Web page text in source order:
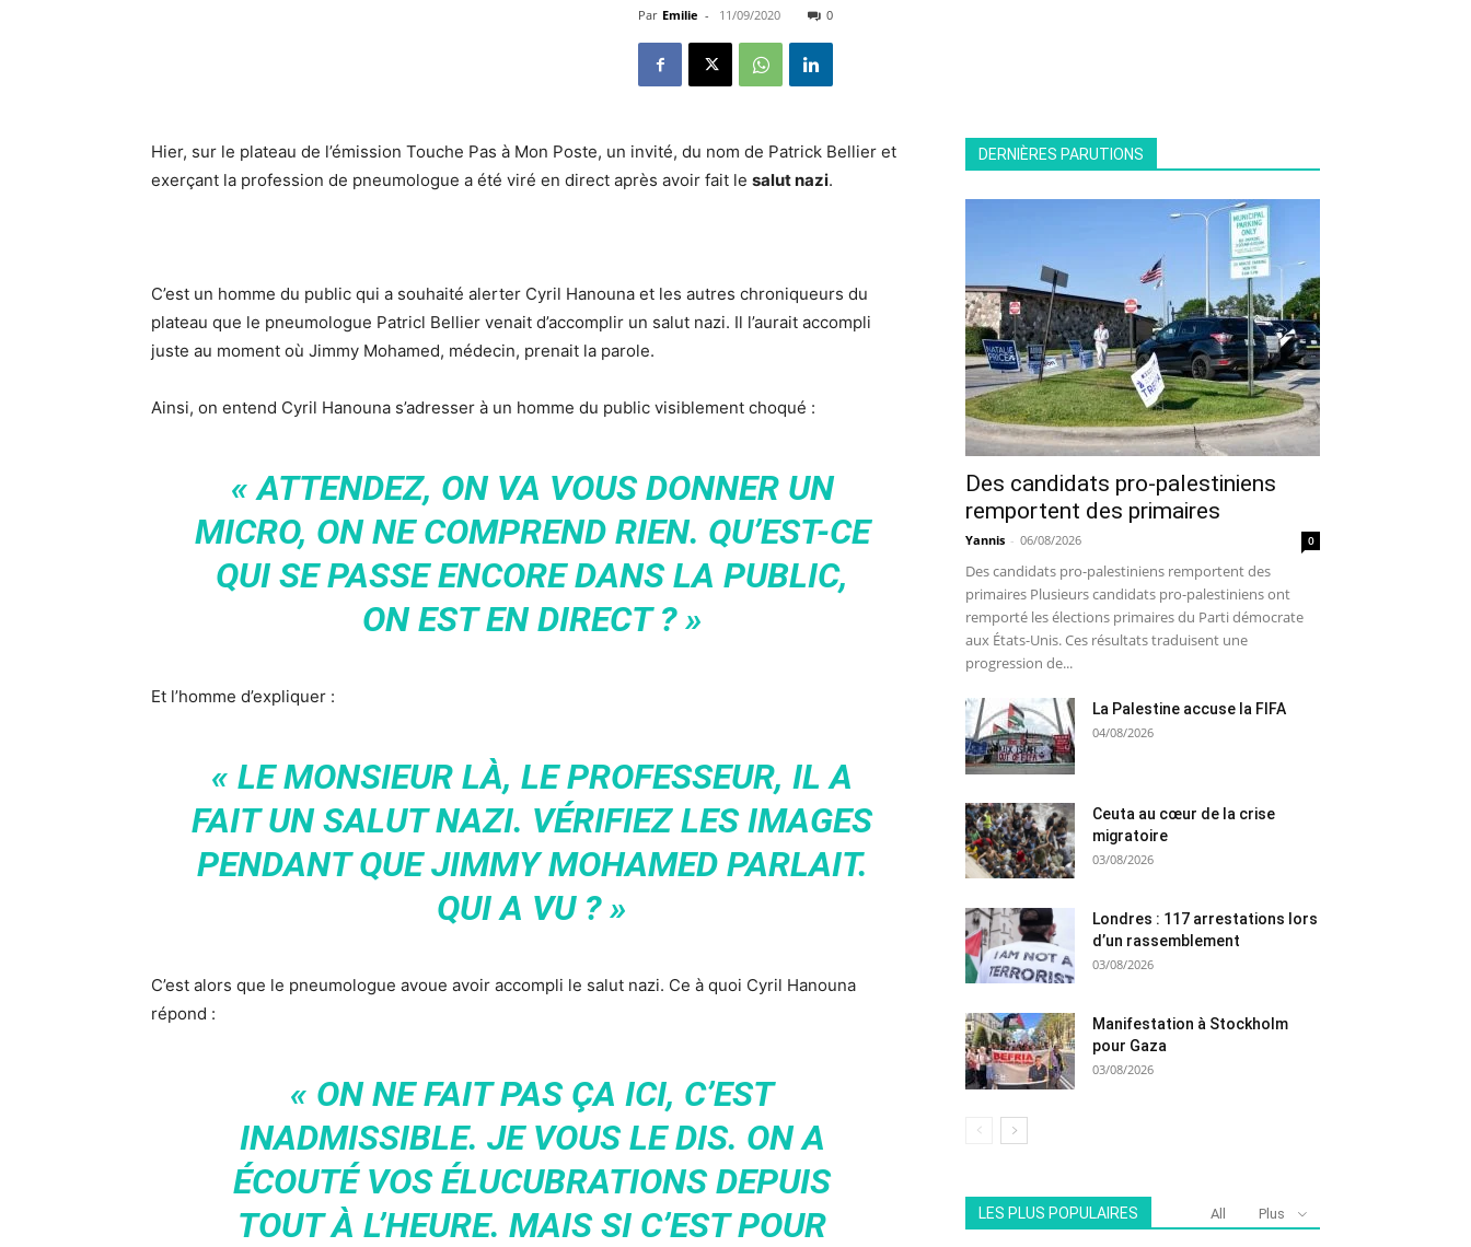
Par Emilie - 11/09/2020 0
Hier, sur le plateau de l’émission Touche Pas à Mon Poste, un invité, du nom de Patrick Bellier et
exerçant la profession de pneumologue a été viré en direct après avoir fait le salut nazi.
C’est un homme du public qui a souhaité alerter Cyril Hanouna et les autres chroniqueurs du
plateau que le pneumologue Patricl Bellier venait d’accomplir un salut nazi. Il l’aurait accompli
juste au moment où Jimmy Mohamed, médecin, prenait la parole.
Ainsi, on entend Cyril Hanouna s’adresser à un homme du public visiblement choqué :
« ATTENDEZ, ON VA VOUS DONNER UN
MICRO, ON NE COMPREND RIEN. QU’EST-CE
QUI SE PASSE ENCORE DANS LA PUBLIC,
ON EST EN DIRECT ? »
Et l’homme d’expliquer :
« LE MONSIEUR LÀ, LE PROFESSEUR, IL A
FAIT UN SALUT NAZI. VÉRIFIEZ LES IMAGES
PENDANT QUE JIMMY MOHAMED PARLAIT.
QUI A VU ? »
C’est alors que le pneumologue avoue avoir accompli le salut nazi. Ce à quoi Cyril Hanouna
répond :
« ON NE FAIT PAS ÇA ICI, C’EST
INADMISSIBLE. JE VOUS LE DIS. ON A
ÉCOUTÉ VOS ÉLUCUBRATIONS DEPUIS
TOUT À L’HEURE. MAIS SI C’EST POUR
DERNIÈRES PARUTIONS
Des candidats pro-palestiniens
remportent des primaires
Yannis - 06/08/2026 0
Des candidats pro-palestiniens remportent des
primaires Plusieurs candidats pro-palestiniens ont
remporté les élections primaires du Parti démocrate
aux États-Unis. Ces résultats traduisent une
progression de...
La Palestine accuse la FIFA
04/08/2026
Ceuta au cœur de la crise
migratoire
03/08/2026
Londres : 117 arrestations lors
d’un rassemblement
03/08/2026
Manifestation à Stockholm
pour Gaza
03/08/2026
LES PLUS POPULAIRES All Plus